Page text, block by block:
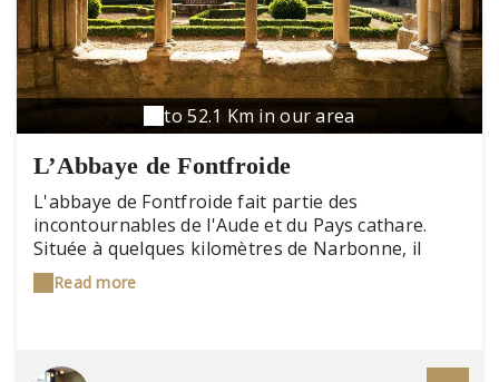
to 52.1 Km in our area
L’Abbaye de Fontfroide
L'abbaye de Fontfroide fait partie des
incontournables de l'Aude et du Pays cathare.
Située à quelques kilomètres de Narbonne, il
s'agit d'un des monuments cisterciens les mieux
conservés en France. Son histoire est racontée
Read more